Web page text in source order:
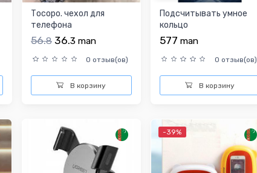
Тосоро. чехол для
телефона
56.8 36.3 man
0 отзыв(ов)
В корзину
Подсчитывать умное
кольцо
577 man
0 отзыв(ов)
В корзину
-39%